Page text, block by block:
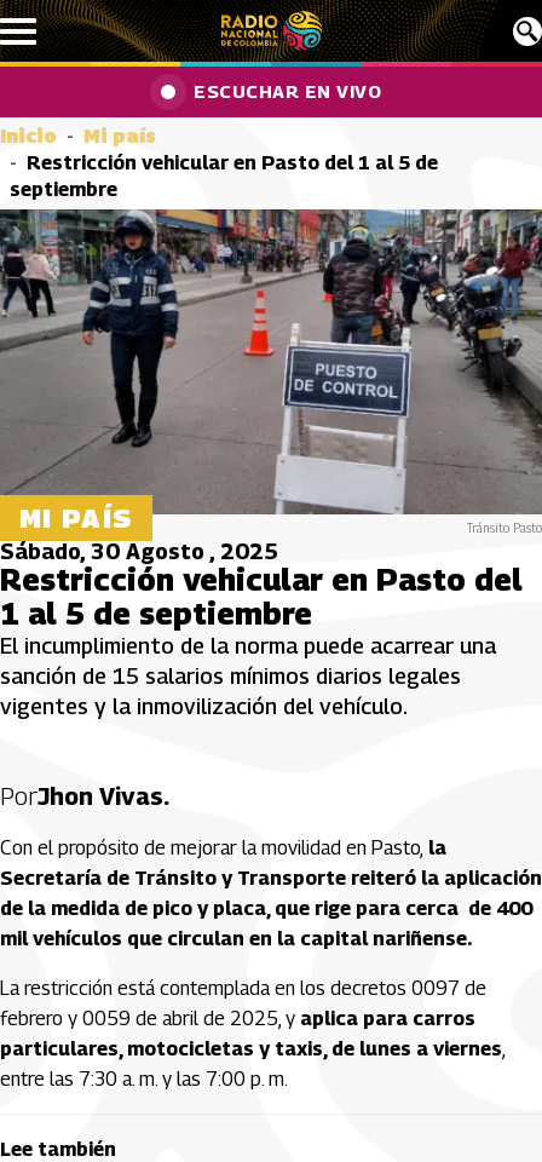
Pasar al contenido principal
ESCUCHAR EN VIVO
Inicio
Mi país
Restricción vehicular en Pasto del 1 al 5 de
septiembre
MI PAÍS Tránsito Pasto
Sábado, 30 Agosto , 2025
Restricción vehicular en Pasto del
1 al 5 de septiembre
El incumplimiento de la norma puede acarrear una
sanción de 15 salarios mínimos diarios legales
vigentes y la inmovilización del vehículo.
PorJhon Vivas.
Con el propósito de mejorar la movilidad en Pasto, la
Secretaría de Tránsito y Transporte reiteró la aplicación
de la medida de pico y placa, que rige para cerca de 400
mil vehículos que circulan en la capital nariñense.
La restricción está contemplada en los decretos 0097 de
febrero y 0059 de abril de 2025, y aplica para carros
particulares, motocicletas y taxis, de lunes a viernes,
entre las 7:30 a. m. y las 7:00 p. m.
Lee también